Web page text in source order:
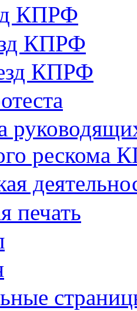
КПРФ
КПРФ
КПРФ
рескома
печать